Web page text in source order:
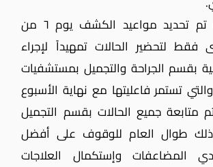
إضافة إلي أنه تم تحديد مواعيد الكشف يوم ٦ من
فقط لتحضير الحالات تمهيداً لإجراء
بقسم الجراحة والتجميل بمستشفيات
والتي تستمر فاعليتها مع نهاية الأسبوع
متابعة جميع الحالات بقسم التجميل
ذلك طوال العام للوقوف على أفضل
المضاعفات وإستكمال العلاجات